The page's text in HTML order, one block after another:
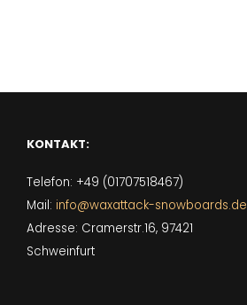
KONTAKT:
Telefon: +49 (01707518467)
Mail: info@waxattack-snowboards.de
Adresse: Cramerstr.16, 97421
Schweinfurt